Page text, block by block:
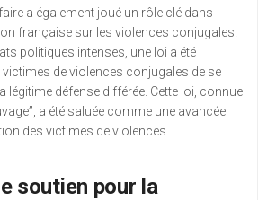
a également joué un rôle clé dans
française sur les violences conjugales.
politiques intenses, une loi a été
de violences conjugales de se
légitime défense différée. Cette loi, connue
a été saluée comme une avancée
des victimes de violences
soutien pour la